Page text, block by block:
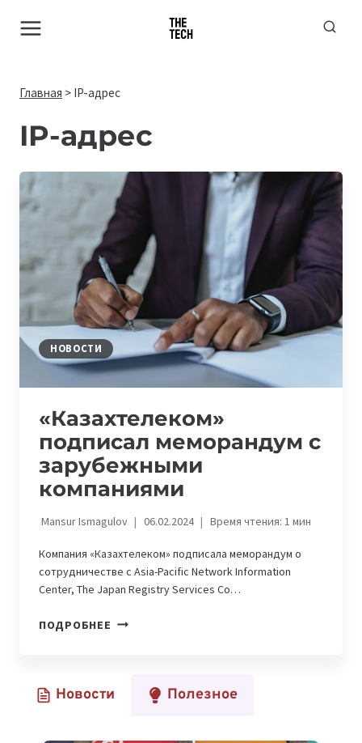
Главная > IP-адрес
IP-адрес
НОВОСТИ
«Казахтелеком»
подписал меморандум с
зарубежными
компаниями
Mansur Ismagulov 06.02.2024 Время чтения: 1мин
Компания «Казахтелеком» подписала меморандум о
сотрудничестве с Asia-Pacific Network Information
Center, The Japan Registry Services Co…
ПОДРОБНЕЕ «КАЗАХТЕЛЕКОМ»
ЗАРУБЕЖНЫМИ
Новости Полезное